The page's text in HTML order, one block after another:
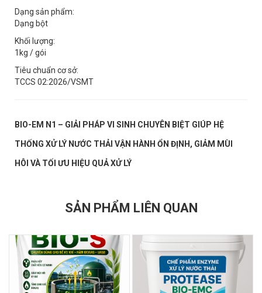
Dạng sản phẩm:
Dạng bột
Khối lượng:
1kg / gói
Tiêu chuẩn cơ sở:
TCCS 02:2026/VSMT
BIO-EM N1 – GIẢI PHÁP VI SINH CHUYÊN BIỆT GIÚP HỆ
THỐNG XỬ LÝ NƯỚC THẢI VẬN HÀNH ỔN ĐỊNH, GIẢM MÙI
HÔI VÀ TỐI ƯU HIỆU QUẢ XỬ LÝ
SẢN PHẨM LIÊN QUAN